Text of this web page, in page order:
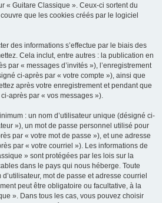
« Guitare Classique ». Ceux-ci sortent du
que les cookies créés par le logiciel
des informations s’effectue par le biais des
Cela inclut, entre autres : la publication en
par « messages d’invités »), l’enregistrement
ci-après par « votre compte »), ainsi que
après votre enregistrement et pendant que
après par « vos messages »).
: un nom d’utilisateur unique (désigné ci-
»), un mot de passe personnel utilisé pour
par « votre mot de passe »), et une adresse
par « votre courriel »). Les informations de
» sont protégées par les lois sur la
dans le pays qui nous héberge. Toute
mot de passe et adresse courriel
peut être obligatoire ou facultative, à la
». Dans tous les cas, vous pouvez choisir